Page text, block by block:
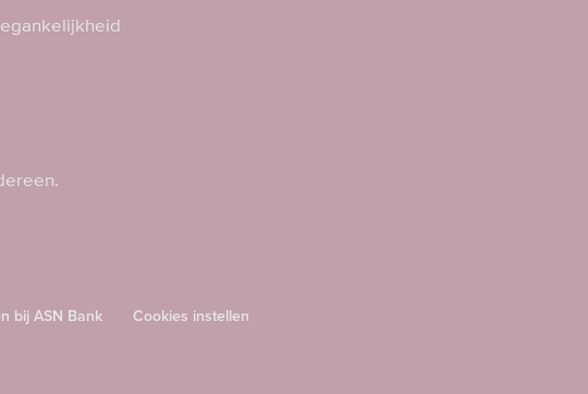
bij ASN Bank Cookies instellen